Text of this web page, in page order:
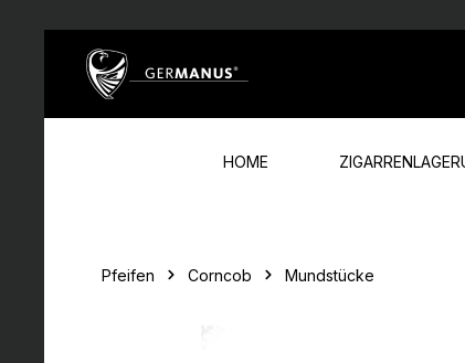
HOME
Pfeifen Corncob Mundstücke